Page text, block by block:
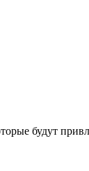
будут